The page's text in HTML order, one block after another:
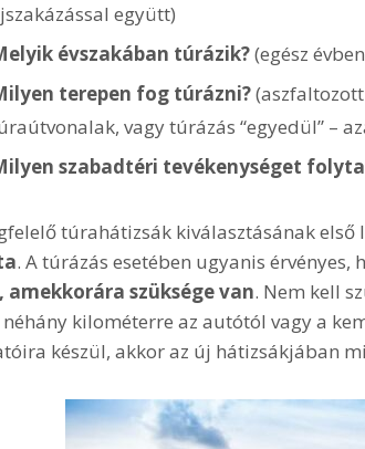
együtt)
évszakában túrázik?(egész
terepen fog túrázni?(aszfaltozott
vagy túrázás “egyedül” –
szabadtéri tevékenységet
túrahátizsák kiválasztásának első
. A túrázás esetében ugyanis érvényes,
amekkorára szüksége van. Nem kell
kilométerre az autótól vagy a
készül, akkor az új hátizsákjában